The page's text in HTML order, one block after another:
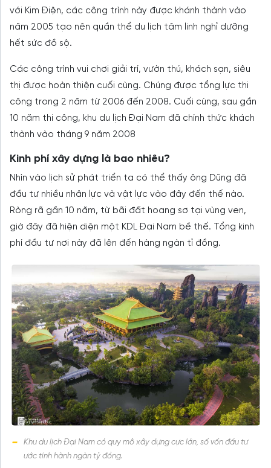
với Kim Điện, các công trình này được khánh thành vào
năm 2005 tạo nên quần thể du lịch tâm linh nghỉ dưỡng
hết sức đồ sộ.
Các công trình vui chơi giải trí, vườn thú, khách sạn, siêu
thị được hoàn thiện cuối cùng. Chúng được tổng lực thi
công trong 2 năm từ 2006 đến 2008. Cuối cùng, sau gần
10 năm thi công, khu du lịch Đại Nam đã chính thức khách
thành vào tháng 9 năm 2008
Kinh phí xây dựng là bao nhiêu?
Nhìn vào lịch sử phát triển ta có thể thấy ông Dũng đã
đầu tư nhiều nhân lực và vật lực vào đây đến thế nào.
Ròng rã gần 10 năm, từ bãi đất hoang sơ tại vùng ven,
giờ đây đã hiện diện một KDL Đại Nam bề thế. Tổng kinh
phí đầu tư nơi này đã lên đến hàng ngàn tỉ đồng.
Khu du lịch Đại Nam có quy mô xây dựng cực lớn, số vốn đầu tư
ước tính hành ngàn tỷ đồng.